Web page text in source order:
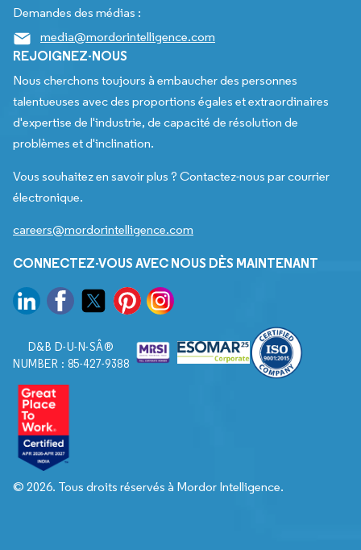
Demandes des médias :
media@mordorintelligence.com
REJOIGNEZ-NOUS
Nous cherchons toujours à embaucher des personnes
talentueuses avec des proportions égales et extraordinaires
d'expertise de l'industrie, de capacité de résolution de
problèmes et d'inclination.
Vous souhaitez en savoir plus ? Contactez-nous par courrier
électronique.
careers@mordorintelligence.com
CONNECTEZ-VOUS AVEC NOUS DÈS MAINTENANT
D&B D-U-N-SÂ®
NUMBER : 85-427-9388
© 2026. Tous droits réservés à Mordor Intelligence.